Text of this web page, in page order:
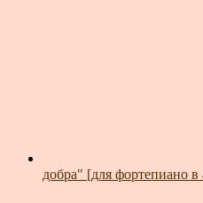
добра" [для фортепиано в